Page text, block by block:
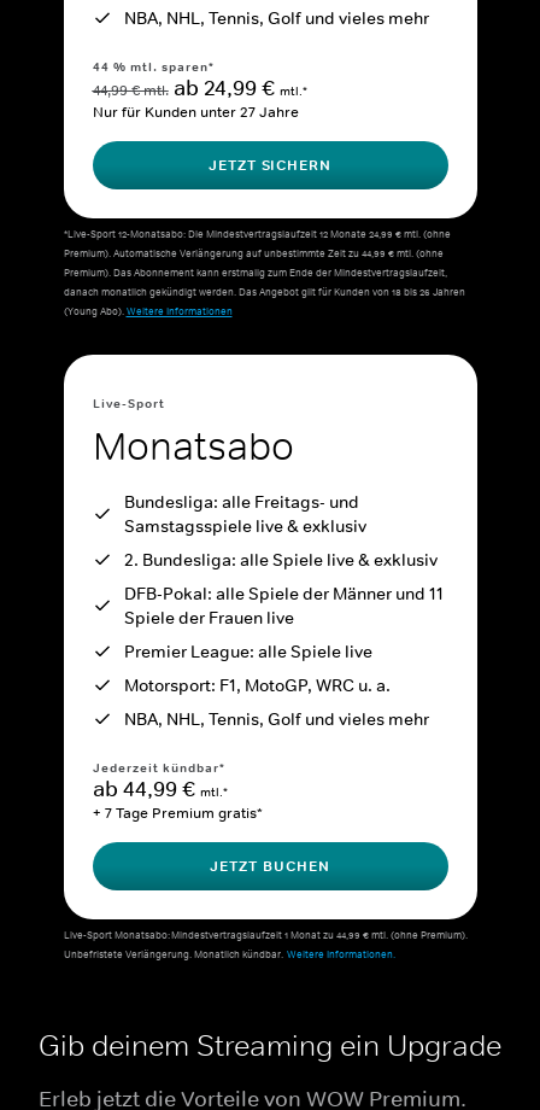
NBA, NHL, Tennis, Golf und vieles mehr
44 % mtl. sparen*
44,99 € mtl. ab 24,99 € mtl.*
Nur für Kunden unter 27 Jahre
JETZT SICHERN
*Live-Sport 12-Monatsabo: Die Mindestvertragslaufzeit 12 Monate 24,99 € mtl. (ohne
Premium). Automatische Verlängerung auf unbestimmte Zeit zu 44,99 € mtl. (ohne
Premium). Das Abonnement kann erstmalig zum Ende der Mindestvertragslaufzeit,
danach monatlich gekündigt werden. Das Angebot gilt für Kunden von 18 bis 26 Jahren
(Young Abo).Weitere Informationen
Live-Sport
Monatsabo
Bundesliga: alle Freitags- und
Samstagsspiele live & exklusiv
2. Bundesliga: alle Spiele live & exklusiv
DFB-Pokal: alle Spiele der Männer und 11
Spiele der Frauen live
Premier League: alle Spiele live
Motorsport: F1, MotoGP, WRC u. a.
NBA, NHL, Tennis, Golf und vieles mehr
Jederzeit kündbar*
ab 44,99 € mtl.*
+ 7 Tage Premium gratis*
JETZT BUCHEN
Live-Sport Monatsabo: Mindestvertragslaufzeit 1 Monat zu 44,99 € mtl. (ohne Premium).
Unbefristete Verlängerung. Monatlich kündbar. Weitere Informationen.
Gib deinem Streaming ein Upgrade
Erleb jetzt die Vorteile von WOW Premium.